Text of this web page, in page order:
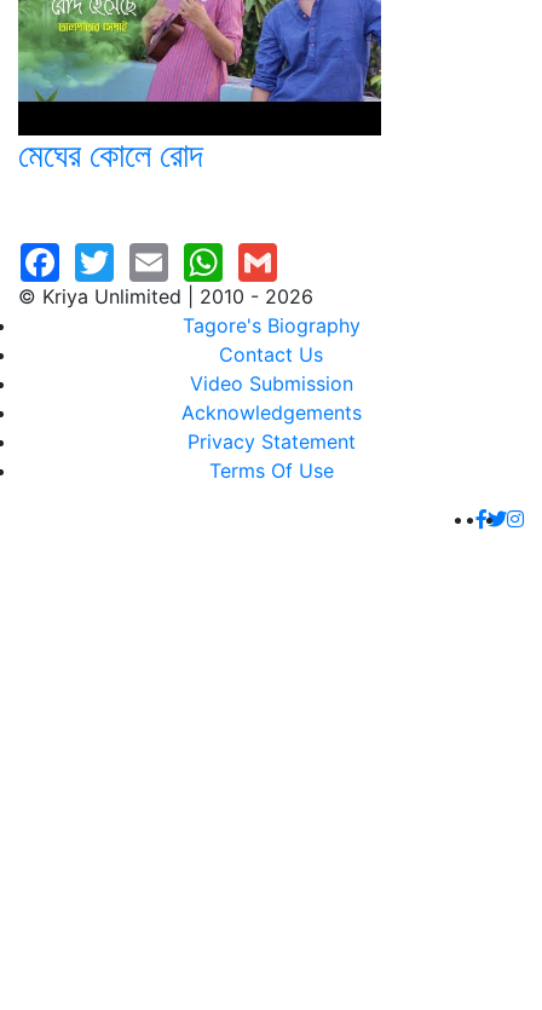
মেঘের কোলে রোদ
© Kriya Unlimited | 2010 - 2026
Tagore's Biography
Contact Us
Video Submission
Acknowledgements
Privacy Statement
Terms Of Use